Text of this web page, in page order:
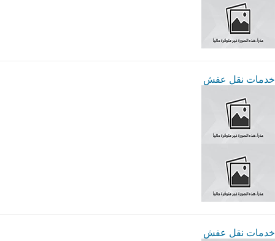
خدمات نقل عفش
خدمات نقل عفش